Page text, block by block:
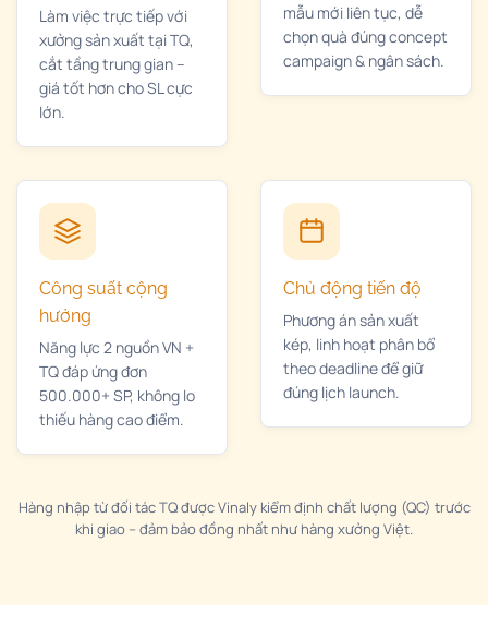
Làm việc trực tiếp với
xưởng sản xuất tại TQ,
cắt tầng trung gian –
giá tốt hơn cho SL cực
lớn.
mẫu mới liên tục, dễ
chọn quà đúng concept
campaign & ngân sách.
Công suất cộng
hưởng
Năng lực 2 nguồn VN +
TQ đáp ứng đơn
500.000+ SP, không lo
thiếu hàng cao điểm.
Chủ động tiến độ
Phương án sản xuất
kép, linh hoạt phân bổ
theo deadline để giữ
đúng lịch launch.
Hàng nhập từ đối tác TQ được Vinaly kiểm định chất lượng (QC) trước
khi giao – đảm bảo đồng nhất như hàng xưởng Việt.